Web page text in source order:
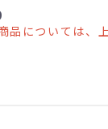
品については、